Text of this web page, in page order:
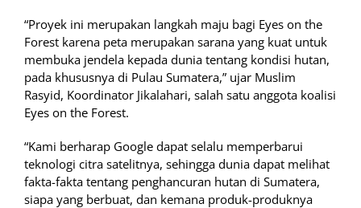
“Proyek ini merupakan langkah maju bagi Eyes on the
Forest karena peta merupakan sarana yang kuat untuk
membuka jendela kepada dunia tentang kondisi hutan,
pada khususnya di Pulau Sumatera,” ujar Muslim
Rasyid, Koordinator Jikalahari, salah satu anggota koalisi
Eyes on the Forest.
“Kami berharap Google dapat selalu memperbarui
teknologi citra satelitnya, sehingga dunia dapat melihat
fakta-fakta tentang penghancuran hutan di Sumatera,
siapa yang berbuat, dan kemana produk-produknya